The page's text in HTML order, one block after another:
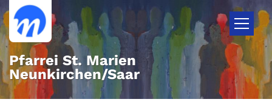
Zum Inhalt springen
Pfarrei St. Marien
Neunkirchen/Saar